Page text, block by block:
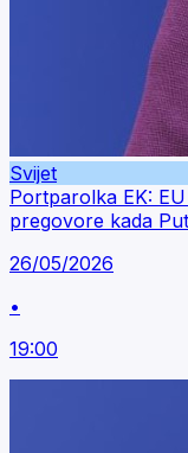
Svijet
Portparolka EK:
pregovore kada
26/05/2026
•
19:00